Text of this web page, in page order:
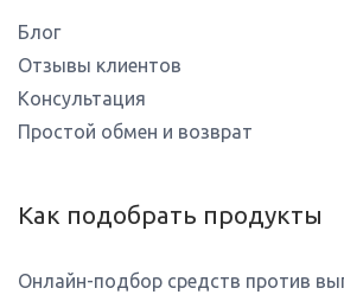
Блог
Отзывы клиентов
Консультация
Простой обмен и возврат
Как подобрать продукты
Онлайн-подбор средств против